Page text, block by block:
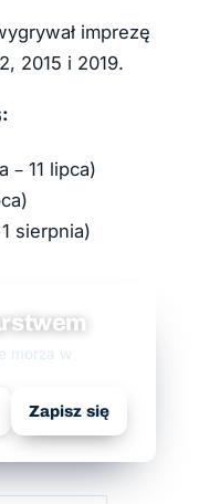
imprezę
2015 i 2019.
– 11 lipca)
sierpnia)
morza w
Zapisz się